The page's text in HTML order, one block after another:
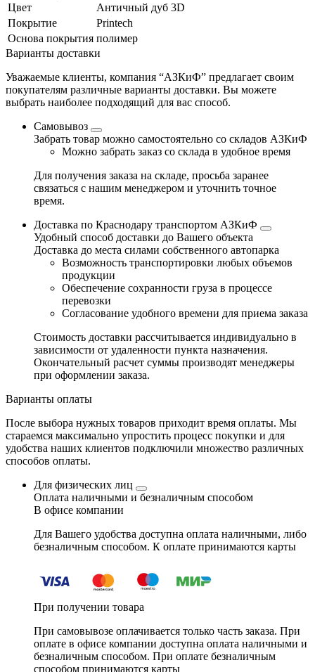
Цвет
Античный дуб 3D
Покрытие
Printech
Основа покрытия полимер
Варианты доставки
Уважаемые клиенты, компания “АЗКиФ” предлагает своим
покупателям различные варианты доставки. Вы можете
выбрать наиболее подходящий для вас способ.
Самовывоз
Забрать товар можно самостоятельно со складов АЗКиФ
Можно забрать заказ со склада в удобное время
Для получения заказа на складе, просьба заранее
связаться с нашим менеджером и уточнить точное
время.
Доставка по Краснодару транспортом АЗКиФ
Удобный способ доставки до Вашего объекта
Доставка до места силами собственного автопарка
Возможность транспортировки любых объемов
продукции
Обеспечение сохранности груза в процессе
перевозки
Согласование удобного времени для приема заказа
Стоимость доставки рассчитывается индивидуально в
зависимости от удаленности пункта назначения.
Окончательный расчет суммы производят менеджеры
при оформлении заказа.
Варианты оплаты
После выбора нужных товаров приходит время оплаты. Мы
стараемся максимально упростить процесс покупки и для
удобства наших клиентов подключили множество различных
способов оплаты.
Для физических лиц
Оплата наличными и безналичным способом
В офисе компании
Для Вашего удобства доступна оплата наличными, либо
безналичным способом. К оплате принимаются карты
При получении товара
При самовывозе оплачивается только часть заказа. При
оплате в офисе компании доступна оплата наличными и
безналичным способом. При оплате безналичным
способом принимаются карты